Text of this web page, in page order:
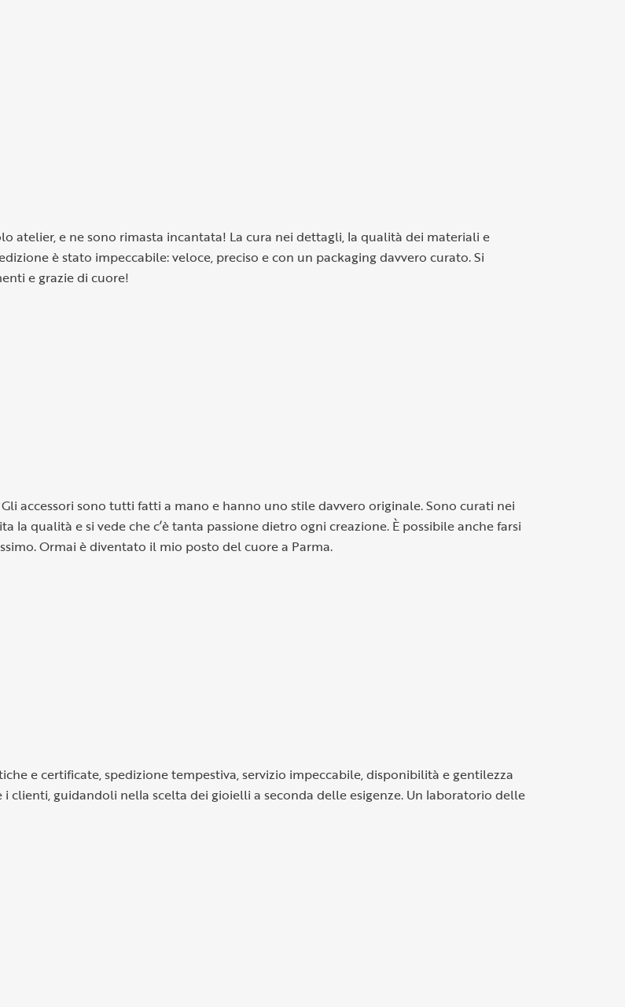
atelier, e ne sono rimasta incantata! La cura nei dettagli, la qualità dei materiali e
è stato impeccabile: veloce, preciso e con un packaging davvero curato. Si
e grazie di cuore!
accessori sono tutti fatti a mano e hanno uno stile davvero originale. Sono curati nei
la qualità e si vede che c’è tanta passione dietro ogni creazione. È possibile anche farsi
Ormai è diventato il mio posto del cuore a Parma.
e certificate, spedizione tempestiva, servizio impeccabile, disponibilità e gentilezza
clienti, guidandoli nella scelta dei gioielli a seconda delle esigenze. Un laboratorio delle